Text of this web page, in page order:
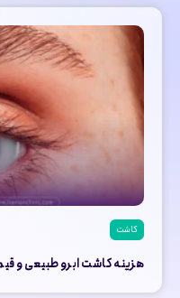
کاشت
هزینه کاشت ابرو طبیعی و